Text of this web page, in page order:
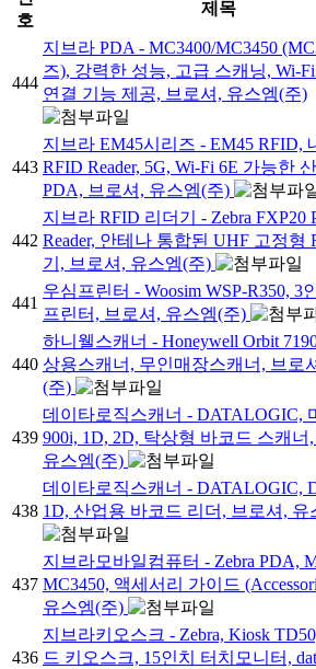
호
제목
444
지브라 PDA - MC3400/MC3450
즈), 강력한 성능, 고급 스캐닝, Wi-
연결 기능 제공, 브로셔, 유스엠(주)
443
지브라 EM45시리즈 - EM45 RFID,
RFID Reader, 5G, Wi-Fi 6E 가능한
PDA, 브로셔, 유스엠(주)
442
지브라 RFID 리더기 - Zebra FXP20
Reader, 안테나 통합된 UHF 고정형
기, 브로셔, 유스엠(주)
441
우심프린터 - Woosim WSP-R350, 3
프린터, 브로셔, 유스엠(주)
440
하니웰스캐너 - Honeywell Orbit
상용스캐너, 무인매장스캐너, 브로
(주)
439
데이타로직스캐너 - DATALOGIC,
900i, 1D, 2D, 탁상형 바코드 스캐너
유스엠(주)
438
데이타로직스캐너 - DATALOGIC,
1D, 산업용 바코드 리더, 브로셔, 유
437
지브라모바일컴퓨터 - Zebra PDA,
MC3450, 액세서리 가이드
유스엠(주)
436
지브라키오스크 - Zebra, Kiosk
드 키오스크, 15인치 터치모니터,